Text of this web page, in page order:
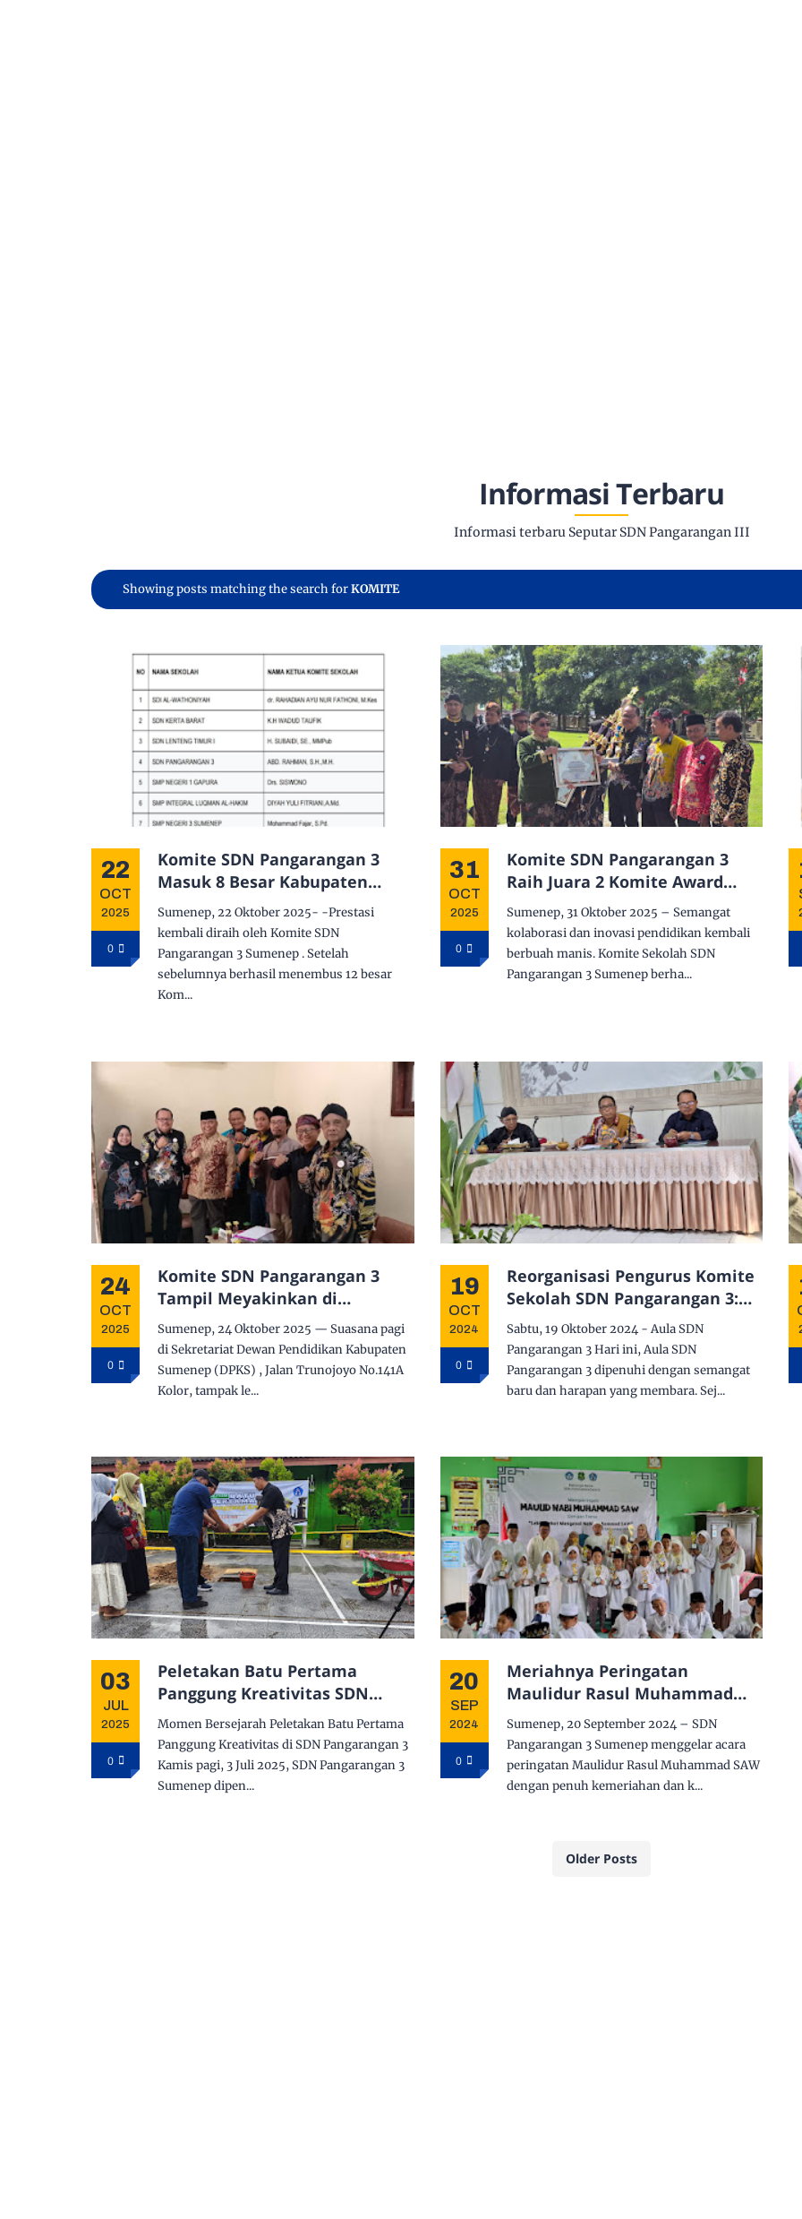
Informasi Terbaru
Informasi terbaru Seputar SDN Pangarangan III
Showing posts matching the search forKOMITE
22
OCT
2025
0
Komite SDN Pangarangan 3
Masuk 8 Besar Kabupaten
Sumenep, Siap Melaju ke
Tahap Presentasi Komite
Award 2025
Sumenep, 22 Oktober 2025- -Prestasi
kembali diraih oleh Komite SDN
Pangarangan 3 Sumenep . Setelah
sebelumnya berhasil menembus 12 besar
Kom...
31
OCT
2025
0
Komite SDN Pangarangan 3
Raih Juara 2 Komite Award
2025, Penghargaan Diserahkan
Langsung oleh Wakil Bupati
Sumenep di Upacara Hari Jadi
ke-756
Sumenep, 31 Oktober 2025 – Semangat
kolaborasi dan inovasi pendidikan kembali
berbuah manis. Komite Sekolah SDN
Pangarangan 3 Sumenep berha...
24
OCT
2025
0
Komite SDN Pangarangan 3
Tampil Meyakinkan di
Presentasi Komite Award 2025,
Optimis Raih Juara
Sumenep, 24 Oktober 2025 — Suasana pagi
di Sekretariat Dewan Pendidikan Kabupaten
Sumenep (DPKS) , Jalan Trunojoyo No.141A
Kolor, tampak le...
19
OCT
2024
0
Reorganisasi Pengurus Komite
Sekolah SDN Pangarangan 3:
Memperkuat Komitmen untuk
Masa Depan Pendidikan yang
Gemilang
Sabtu, 19 Oktober 2024 - Aula SDN
Pangarangan 3 Hari ini, Aula SDN
Pangarangan 3 dipenuhi dengan semangat
baru dan harapan yang membara. Sej...
03
JUL
2025
0
Peletakan Batu Pertama
Panggung Kreativitas SDN
Pangarangan 3
Momen Bersejarah Peletakan Batu Pertama
Panggung Kreativitas di SDN Pangarangan 3
Kamis pagi, 3 Juli 2025, SDN Pangarangan 3
Sumenep dipen...
20
SEP
2024
0
Meriahnya Peringatan
Maulidur Rasul Muhammad
SAW di SDN Pangarangan 3
Sumenep, 20 September 2024 – SDN
Pangarangan 3 Sumenep menggelar acara
peringatan Maulidur Rasul Muhammad SAW
dengan penuh kemeriahan dan k...
Older Posts